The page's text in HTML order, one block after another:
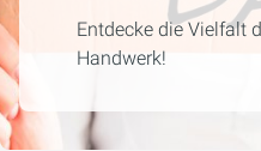
Entdecke die Vielfalt
Handwerk!